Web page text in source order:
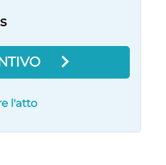
l'atto